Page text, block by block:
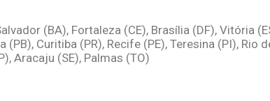
(BA), Fortaleza (CE), Brasília (DF), Vitória
Curitiba (PR), Recife (PE), Teresina (PI), Rio
Aracaju (SE), Palmas (TO)